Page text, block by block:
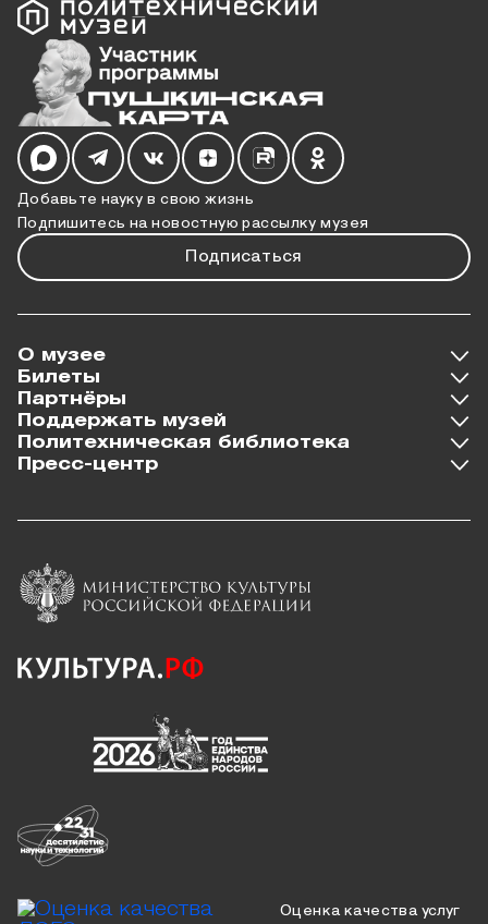
Добавьте науку в свою жизнь
Подпишитесь на новостную рассылку музея
Подписаться
Мы в социальных сетях
О музее
Билеты
Партнёры
Поддержать музей
Политехническая библиотека
Пресс-центр
Оценка качества услуг